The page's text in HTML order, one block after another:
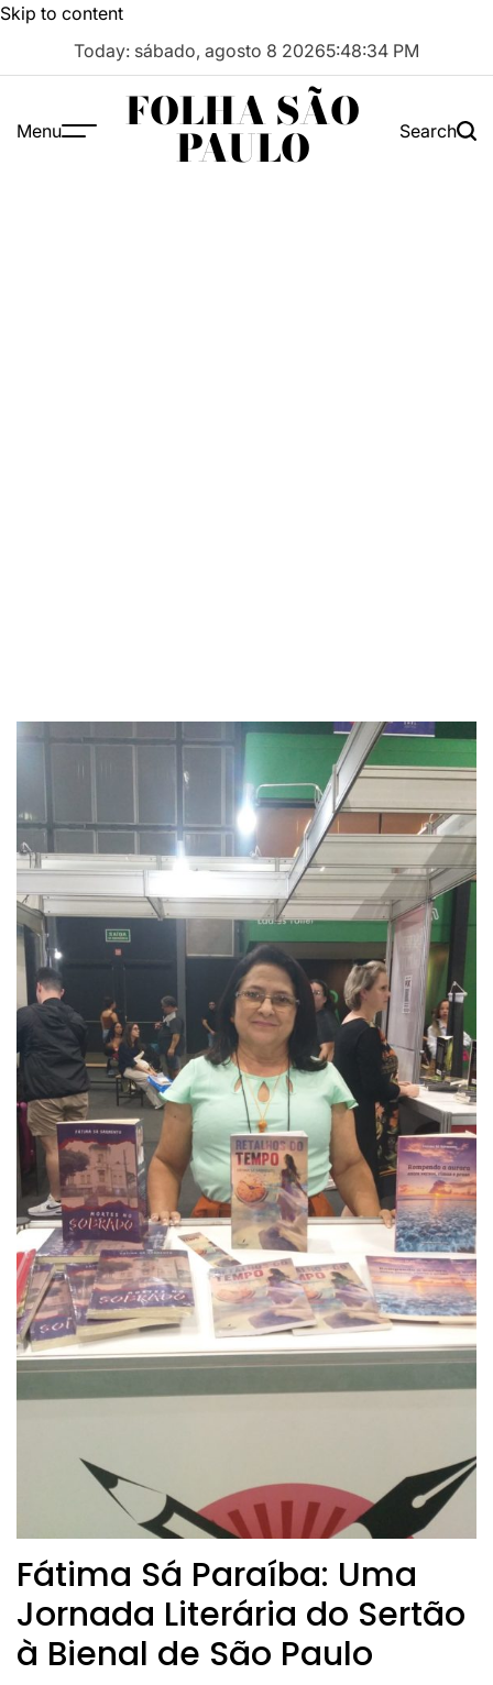
Skip to content
Today: sábado, agosto 8 20265:48:35 PM
Menu FOLHA SÃO
PAULO Search
Fátima Sá Paraíba: Uma
Jornada Literária do Sertão
à Bienal de São Paulo